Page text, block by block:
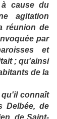
cause du
agitation
réunion de
par
et
; qu'ainsi
de la
connaît
Delbée, de